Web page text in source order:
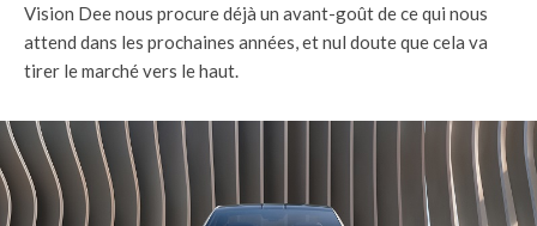
Vision Dee nous procure déjà un avant-goût de ce qui nous
attend dans les prochaines années, et nul doute que cela va
tirer le marché vers le haut.